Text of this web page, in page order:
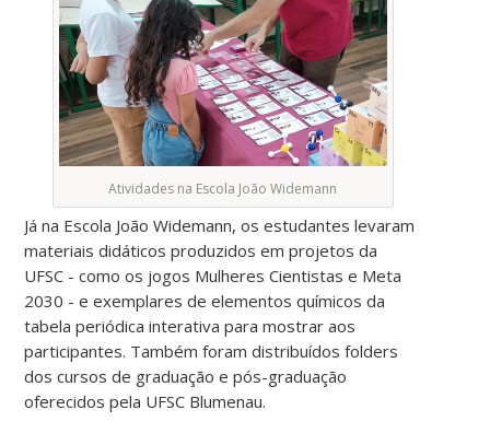
Atividades na Escola João Widemann
Já na Escola João Widemann, os estudantes levaram
materiais didáticos produzidos em projetos da
UFSC - como os jogos Mulheres Cientistas e Meta
2030 - e exemplares de elementos químicos da
tabela periódica interativa para mostrar aos
participantes. Também foram distribuídos folders
dos cursos de graduação e pós-graduação
oferecidos pela UFSC Blumenau.